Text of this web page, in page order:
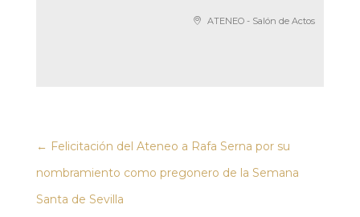
ATENEO - Salón de Actos
← Felicitación del Ateneo a Rafa Serna por su
nombramiento como pregonero de la Semana
Santa de Sevilla